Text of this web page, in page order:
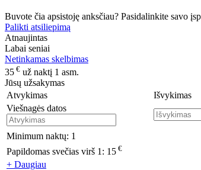
Buvote čia apsistoję anksčiau? Pasidalinkite savo
Palikti atsiliepimą
Atnaujintas
Labai seniai
Netinkamas skelbimas
35 € už naktį 1 asm.
Jūsų užsakymas
Atvykimas
Išvykimas
Viešnagės datos
Minimum naktų: 1
Papildomas svečias virš 1: 15 €
+ Daugiau